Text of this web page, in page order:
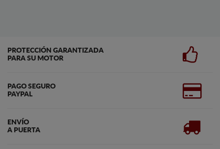
PROTECCIÓN GARANTIZADA
PARA SU MOTOR
PAGO SEGURO
PAYPAL
ENVÍO
A PUERTA